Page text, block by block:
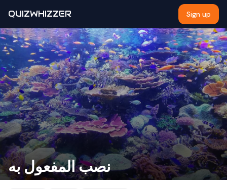
QUIZWHIZZER Sign up
نصب المفعول به